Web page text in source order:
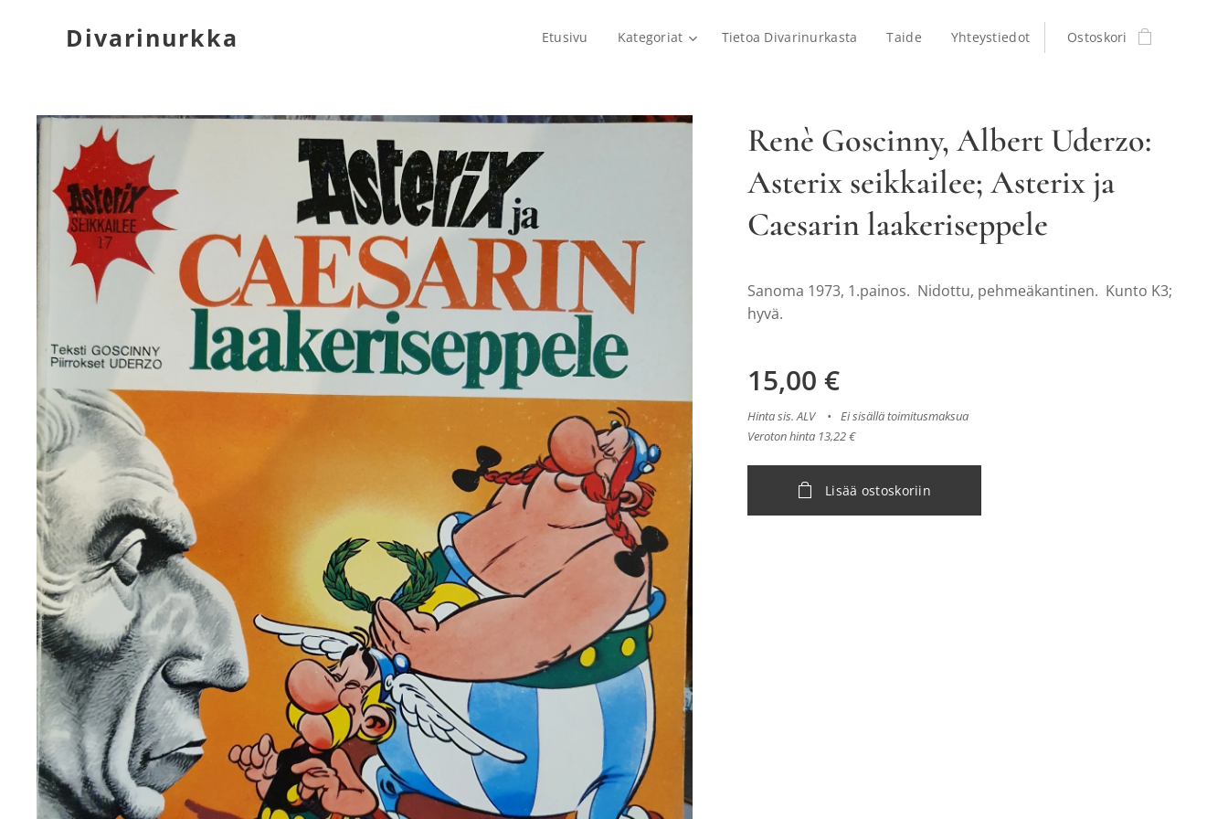
Divarinurkka Etusivu Kategoriat Tietoa Divarinurkasta Taide Yhteystiedot Ostoskori
Renè Goscinny, Albert Uderzo:
Asterix seikkailee; Asterix ja
Caesarin laakeriseppele
Sanoma 1973, 1.painos. Nidottu, pehmeäkantinen. Kunto K3;
hyvä.
15,00 €
Hinta sis. ALV
Ei sisällä toimitusmaksua
Veroton hinta 13,22 €
Lisää ostoskoriin